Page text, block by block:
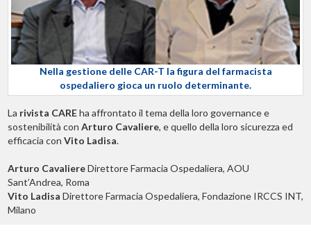
Nella gestione delle CAR-T la figura del farmacista
ospedaliero gioca un ruolo determinante.
La rivista CAREha affrontato il tema della loro governance e
sostenibilità con Arturo Cavaliere, e quello della loro sicurezza ed
efficacia con Vito Ladisa.
Arturo CavaliereDirettore Farmacia Ospedaliera, AOU
Sant’Andrea, Roma
Vito Ladisa Direttore Farmacia Ospedaliera, Fondazione IRCCS INT,
Milano